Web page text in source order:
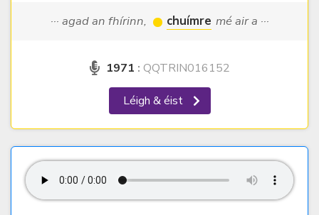
··· agad an fhírinn, chuímre mé air a ···
1971 : QQTRIN016152
Léigh & éist